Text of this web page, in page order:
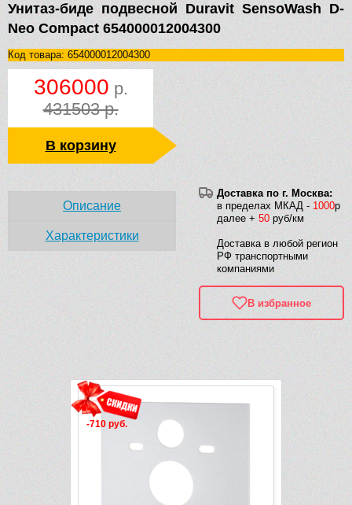
Унитаз-биде подвесной Duravit SensoWash D-
Neo Compact 654000012004300
Код товара: 654000012004300
306000 р.
431503 р.
В корзину
Доставка по г. Москва:
в пределах МКАД - 1000р
далее + 50 руб/км
Доставка в любой регион
РФ транспортными
компаниями
В избранное
Описание
Характеристики
-19 243 руб.